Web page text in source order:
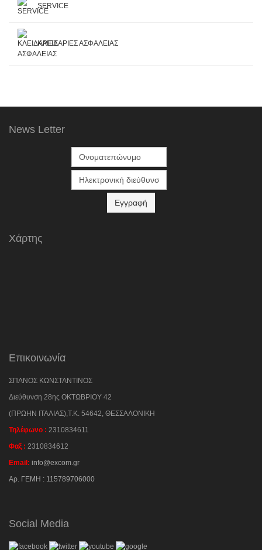
SERVICE
ΚΛΕΙΔΑΡΙΕΣ ΑΣΦΑΛΕΙΑΣ
News Letter
Χάρτης
Επικοινωνία
ΣΠΑΝΟΣ ΚΩΝΣΤΑΝΤΙΝΟΣ
Διεύθυνση 28ης ΟΚΤΩΒΡΙΟΥ 42
(ΠΡΩΗΝ ΙΤΑΛΙΑΣ),Τ.Κ. 54642, ΘΕΣΣΑΛΟΝΙΚΗ
Τηλέφωνο : 2310834611
Φαξ : 2310834612
Email: info@excom.gr
Αρ. ΓΕΜΗ : 115789706000
Social Media